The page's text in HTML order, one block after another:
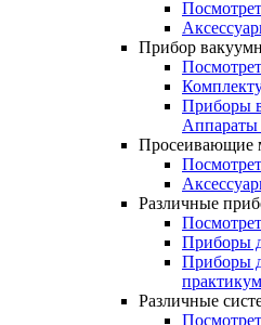
Прибор
Приборы
Аппараты
Просеивающие
Различные
Приборы
Приборы
Различные